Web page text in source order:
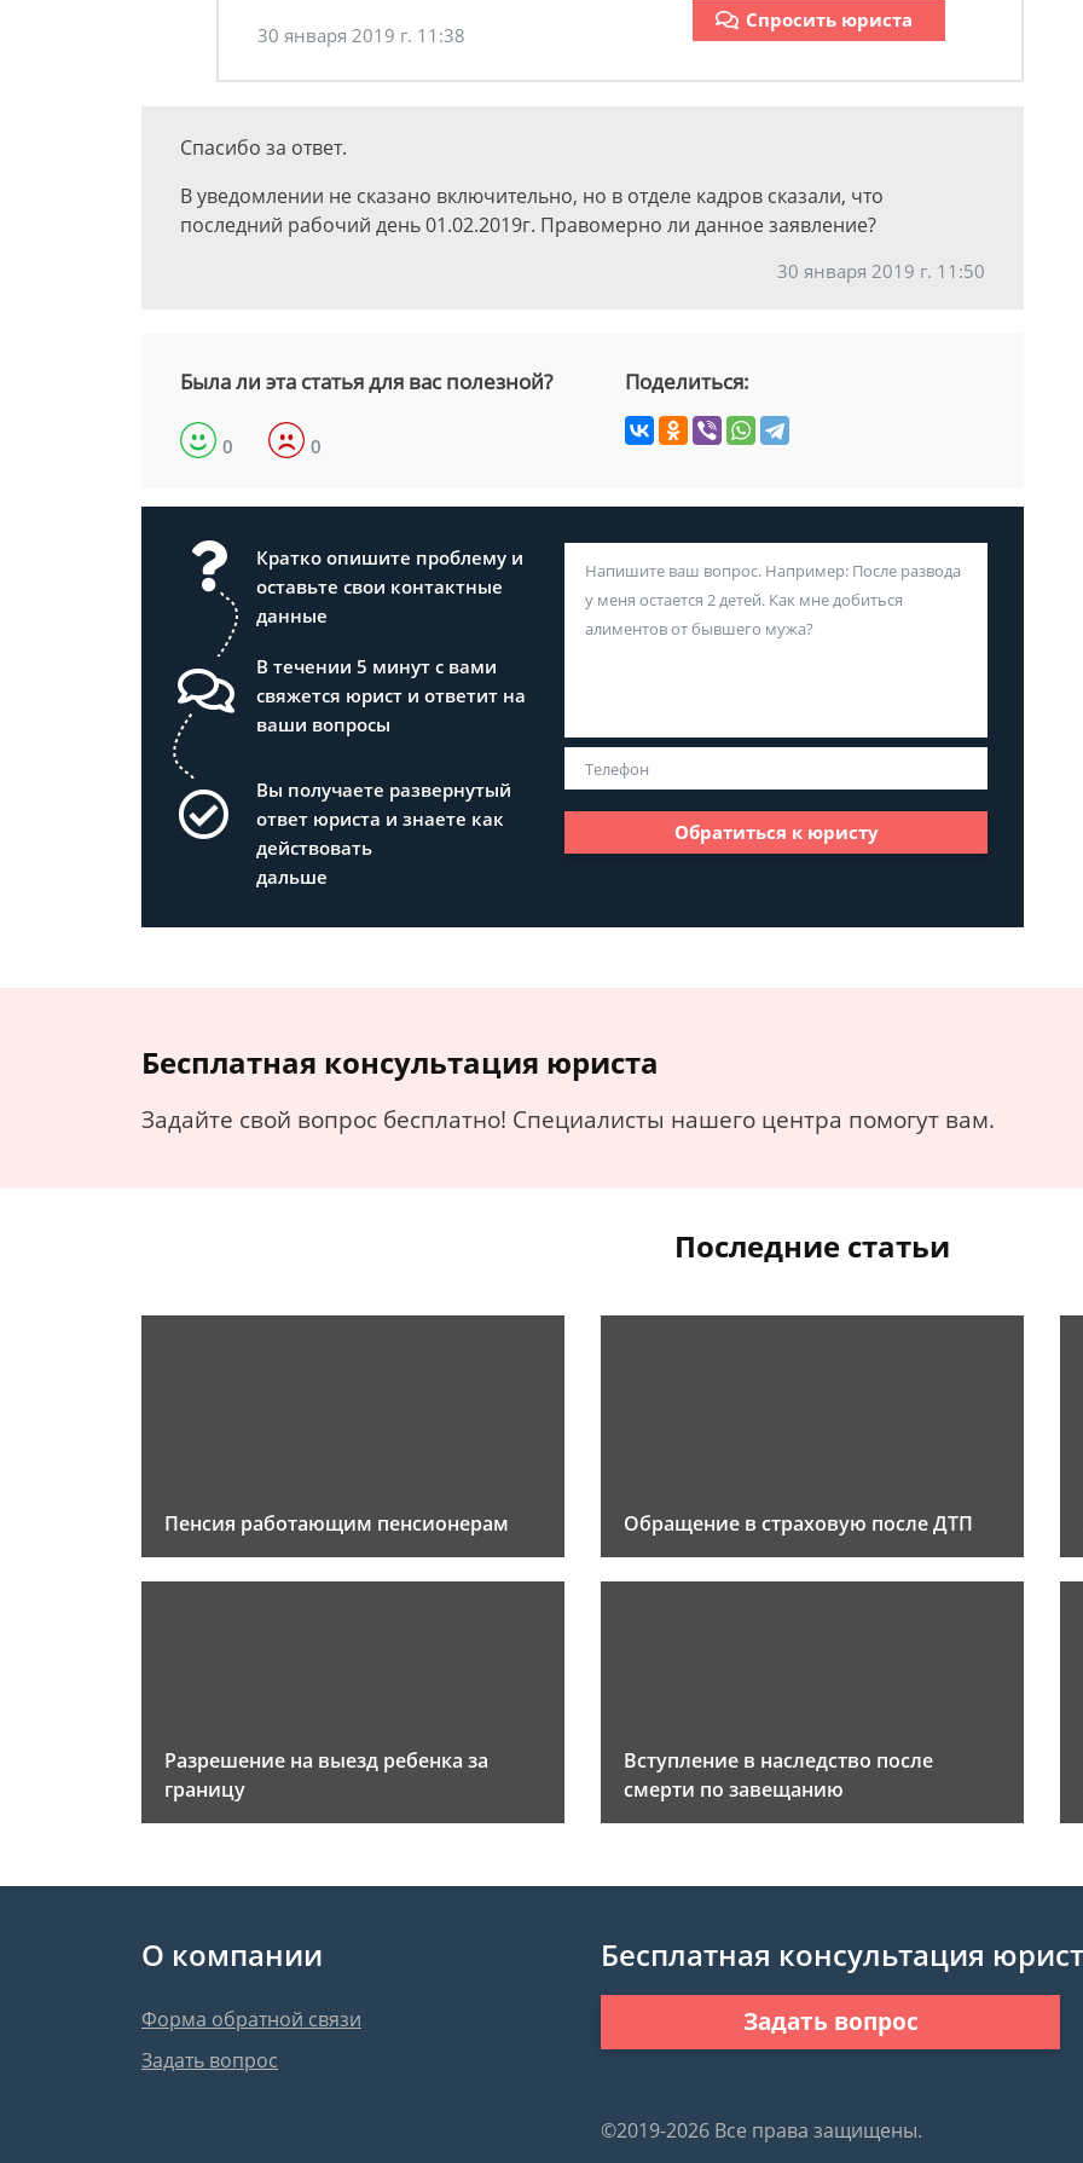
30 января 2019 г. 11:38
Спросить юриста
Спасибо за ответ.
В уведомлении не сказано включительно, но в отделе кадров сказали, что
последний рабочий день 01.02.2019г. Правомерно ли данное заявление?
30 января 2019 г. 11:50
Была ли эта статья для вас полезной?
0 0
Поделиться:
Кратко опишите проблему и
оставьте свои контактные
данные
В течении 5 минут с вами
свяжется юрист и ответит на
ваши вопросы
Вы получаете развернутый
ответ юриста и знаете как
действовать
дальше
Обратиться к юристу
Бесплатная консультация юриста
Задайте свой вопрос бесплатно! Специалисты нашего центра помогут вам.
Последние статьи
Пенсия работающим пенсионерам Обращение в страховую после ДТП
Разрешение на выезд ребенка за
границу
Вступление в наследство после
смерти по завещанию
О компании
Форма обратной связи
Задать вопрос
Бесплатная консультация
Задать вопрос
©2019-2026 Все права защищены.